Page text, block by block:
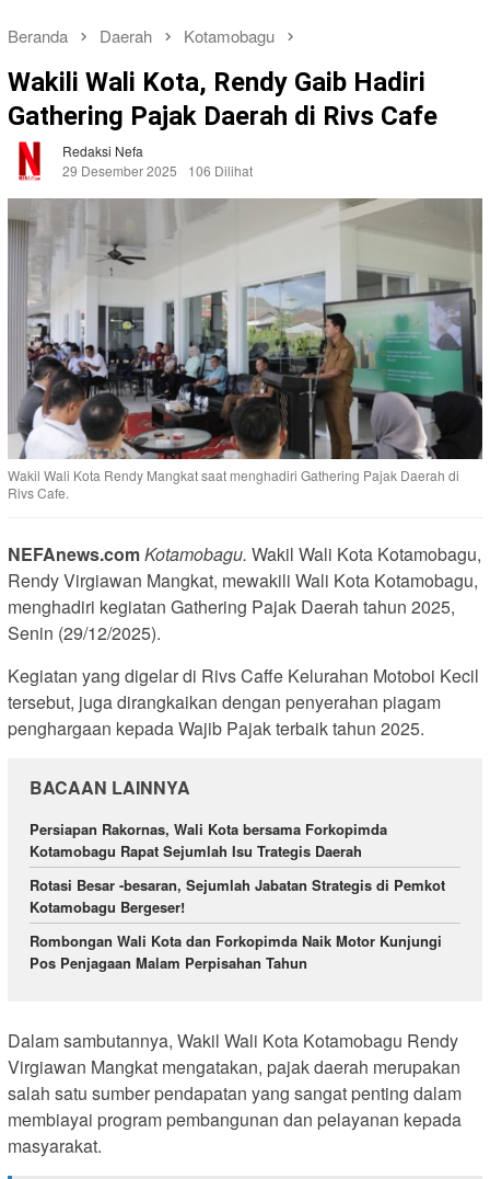
Beranda Daerah Kotamobagu
Wakili Wali Kota, Rendy Gaib Hadiri
Gathering Pajak Daerah di Rivs Cafe
Redaksi Nefa
29 Desember 2025
106 Dilihat
Wakil Wali Kota Rendy Mangkat saat menghadiri Gathering Pajak Daerah di
Rivs Cafe.
NEFAnews.comKotamobagu. Wakil Wali Kota Kotamobagu,
Rendy Virgiawan Mangkat, mewakili Wali Kota Kotamobagu,
menghadiri kegiatan Gathering Pajak Daerah tahun 2025,
Senin (29/12/2025).
Kegiatan yang digelar di Rivs Caffe Kelurahan Motoboi Kecil
tersebut, juga dirangkaikan dengan penyerahan piagam
penghargaan kepada Wajib Pajak terbaik tahun 2025.
BACAAN LAINNYA
Persiapan Rakornas, Wali Kota bersama Forkopimda
Kotamobagu Rapat Sejumlah Isu Trategis Daerah
Rotasi Besar -besaran, Sejumlah Jabatan Strategis di Pemkot
Kotamobagu Bergeser!
Rombongan Wali Kota dan Forkopimda Naik Motor Kunjungi
Pos Penjagaan Malam Perpisahan Tahun
Dalam sambutannya, Wakil Wali Kota Kotamobagu Rendy
Virgiawan Mangkat mengatakan, pajak daerah merupakan
salah satu sumber pendapatan yang sangat penting dalam
membiayai program pembangunan dan pelayanan kepada
masyarakat.